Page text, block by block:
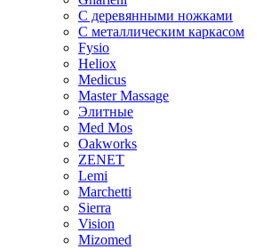
С деревянными ножками
С металлическим каркасом
Fysio
Heliox
Medicus
Master Massage
Элитные
Med Mos
Oakworks
ZENET
Lemi
Marchetti
Sierra
Vision
Mizomed